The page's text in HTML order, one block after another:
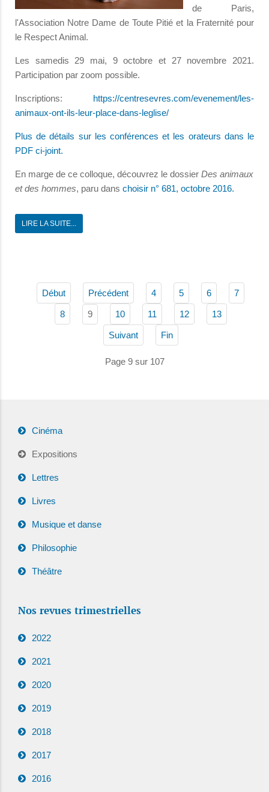
de Paris,
l'Association Notre Dame de Toute Pitié et la Fraternité pour
le Respect Animal.
Les samedis 29 mai, 9 octobre et 27 novembre 2021.
Participation par zoom possible.
Inscriptions: https://centresevres.com/evenement/les-
animaux-ont-ils-leur-place-dans-leglise/
Plus de détails sur les conférences et les orateurs dans le
PDF ci-joint.
En marge de ce colloque, découvrez le dossier Des animaux
et des hommes, paru dans choisir n° 681, octobre 2016.
LIRE LA SUITE...
Début Précédent 4 5 6 7
8 9 10 11 12 13
Suivant Fin
Page 9 sur 107
Cinéma
Expositions
Lettres
Livres
Musique et danse
Philosophie
Théâtre
Nos revues trimestrielles
2022
2021
2020
2019
2018
2017
2016